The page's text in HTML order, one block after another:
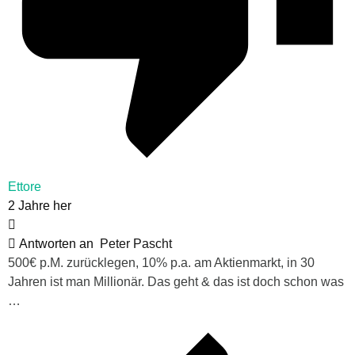
Ettore
2 Jahre her
Antworten an
Peter Pascht
500€ p.M. zurücklegen, 10% p.a. am Aktienmarkt, in 30
Jahren ist man Millionär. Das geht & das ist doch schon was
…